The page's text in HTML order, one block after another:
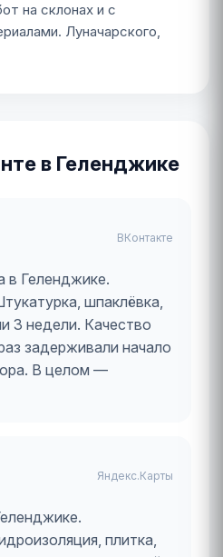
на склонах и с
Луначарского,
в Геленджике
ВКонтакте
в Геленджике.
шпаклёвка,
3 недели. Качество
задерживали начало
В целом —
Яндекс.Карты
плитка,